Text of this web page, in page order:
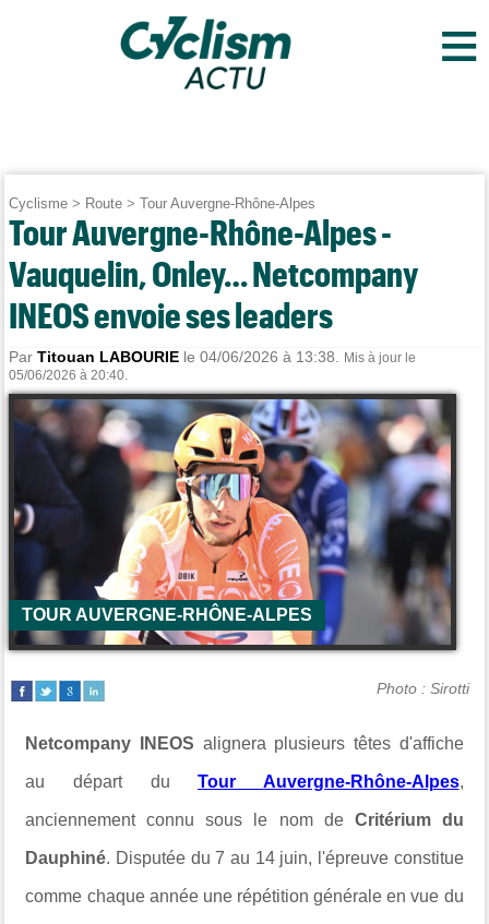
≡
Cyclisme > Route >Tour Auvergne-Rhône-Alpes
Tour Auvergne-Rhône-Alpes -
Vauquelin, Onley… Netcompany
INEOS envoie ses leaders
ParTitouan LABOURIE le 04/06/2026 à 13:38.
Mis à jour le
05/06/2026 à 20:40.
TOUR AUVERGNE-RHÔNE-ALPES
Photo : Sirotti
Netcompany INEOS alignera plusieurs têtes d'affiche
au départ duTour Auvergne-Rhône-Alpes,
anciennement connu sous le nom de Critérium du
Dauphiné. Disputée du 7 au 14 juin, l'épreuve constitue
comme chaque année une répétition générale en vue du